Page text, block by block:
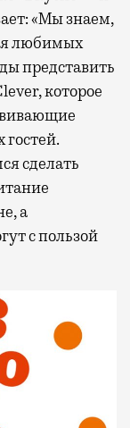
«Мы знаем,
любимых
представить
которое
сделать
а
с пользой